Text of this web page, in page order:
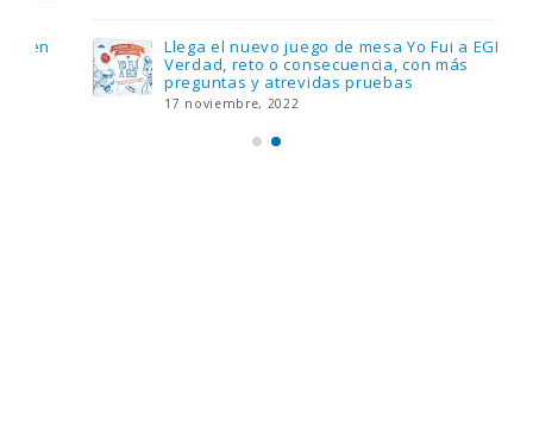
Llega el nuevo juego de mesa Yo Fui a EGB:
Verdad, reto o consecuencia, con más
preguntas y atrevidas pruebas
17 noviembre, 2022